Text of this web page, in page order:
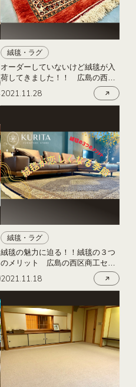
絨毯・ラグ
オーダーしていないけど絨毯が入
荷してきました！！ 広島の西区
商工センターにある栗田家具
2021.11.28
絨毯・ラグ
絨毯の魅力に迫る！！絨毯の３つ
のメリット 広島の西区商工セン
ターにある栗田家具
2021.11.18